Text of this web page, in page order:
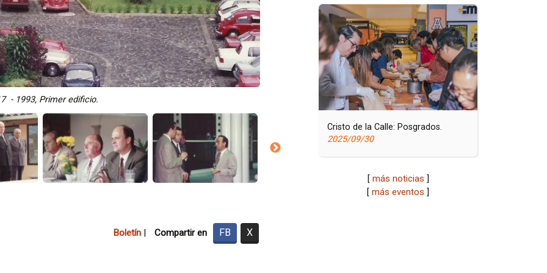
- 1993, Primer edificio.
Boletín Compartir en FB X
Cristo de la Calle: Posgrados.
2025/09/30
[ más noticias ]
[ más eventos ]